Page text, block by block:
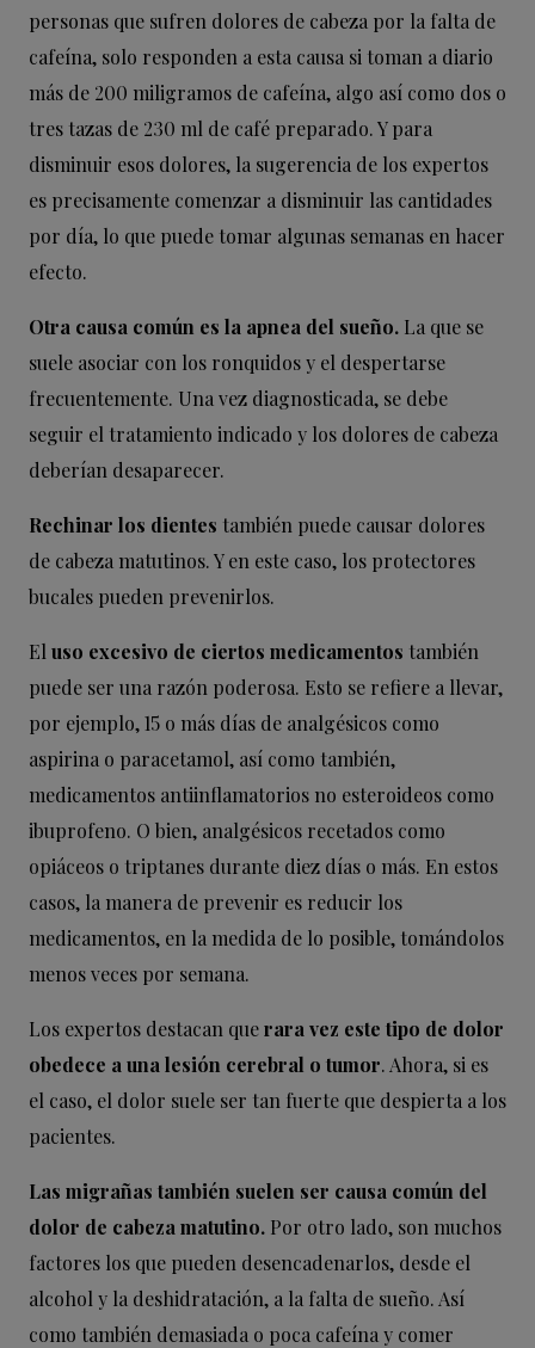
personas que sufren dolores de cabeza por la falta de
cafeína, solo responden a esta causa si toman a diario
más de 200 miligramos de cafeína, algo así como dos o
tres tazas de 230 ml de café preparado. Y para
disminuir esos dolores, la sugerencia de los expertos
es precisamente comenzar a disminuir las cantidades
por día, lo que puede tomar algunas semanas en hacer
efecto.
Otra causa común es la apnea del sueño. La que se
suele asociar con los ronquidos y el despertarse
frecuentemente. Una vez diagnosticada, se debe
seguir el tratamiento indicado y los dolores de cabeza
deberían desaparecer.
Rechinar los dientes también puede causar dolores
de cabeza matutinos. Y en este caso, los protectores
bucales pueden prevenirlos.
Eluso excesivo de ciertos medicamentos también
puede ser una razón poderosa. Esto se refiere a llevar,
por ejemplo, 15 o más días de analgésicos como
aspirina o paracetamol, así como también,
medicamentos antiinflamatorios no esteroideos como
ibuprofeno. O bien, analgésicos recetados como
opiáceos o triptanes durante diez días o más. En estos
casos, la manera de prevenir es reducir los
medicamentos, en la medida de lo posible, tomándolos
menos veces por semana.
Los expertos destacan querara vez este tipo de dolor
obedece a una lesión cerebral o tumor. Ahora, si es
el caso, el dolor suele ser tan fuerte que despierta a los
pacientes.
Las migrañas también suelen ser causa común del
dolor de cabeza matutino. Por otro lado, son muchos
factores los que pueden desencadenarlos, desde el
alcohol y la deshidratación, a la falta de sueño. Así
como también demasiada o poca cafeína y comer